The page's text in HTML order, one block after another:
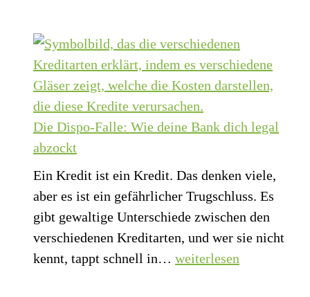
Warum
Faulheit
Schlüssel
Erfolg
ist
Die Dispo-Falle: Wie deine Bank dich legal
abzockt
Ein Kredit ist ein Kredit. Das denken viele,
aber es ist ein gefährlicher Trugschluss. Es
gibt gewaltige Unterschiede zwischen den
verschiedenen Kreditarten, und wer sie nicht
kennt, tappt schnell in… Die
weiterlesen